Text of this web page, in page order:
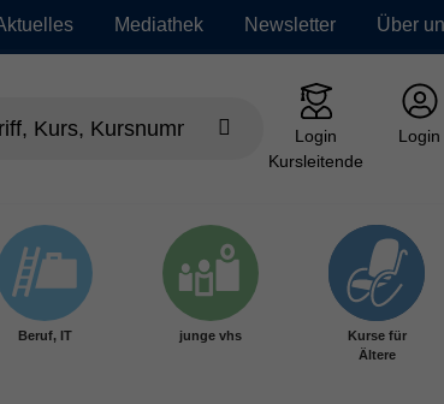
Mediathek Newsletter Über
Login
Kursleitende
Login
Beruf, IT junge vhs
Kurse für
Ältere